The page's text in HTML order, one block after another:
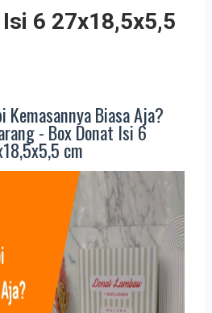
6 27x18,5x5,5
Kemasannya Biasa Aja?
- Box Donat Isi 6
cm